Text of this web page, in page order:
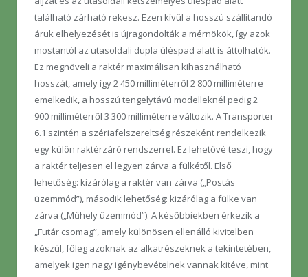
található zárható rekesz. Ezen kívül a hosszú szállítandó
áruk elhelyezését is újragondolták a mérnökök, így azok
mostantól az utasoldali dupla üléspad alatt is áttolhatók.
Ez megnöveli a raktér maximálisan kihasználható
hosszát, amely így 2 450 milliméterről 2 800 milliméterre
emelkedik, a hosszú tengelytávú modelleknél pedig 2
900 milliméterről 3 300 milliméterre változik. A Transporter
6.1 szintén a szériafelszereltség részeként rendelkezik
egy külön raktérzáró rendszerrel. Ez lehetővé teszi, hogy
a raktér teljesen el legyen zárva a fülkétől. Első
lehetőség: kizárólag a raktér van zárva („Postás
üzemmód”), második lehetőség: kizárólag a fülke van
zárva („Műhely üzemmód”). A későbbiekben érkezik a
„Futár csomag”, amely különösen ellenálló kivitelben
készül, főleg azoknak az alkatrészeknek a tekintetében,
amelyek igen nagy igénybevételnek vannak kitéve, mint